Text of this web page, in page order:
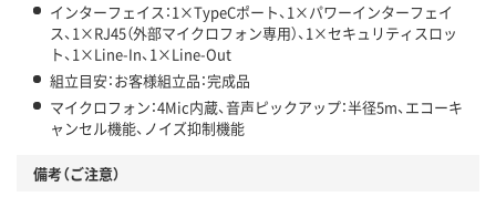
インターフェイス：1×TypeCポート、1×パワーインターフェイ
ス、1×RJ45（外部マイクロフォン専用）、1×セキュリティスロッ
ト、1×Line-In、1×Line-Out
組立目安：お客様組立品：完成品
マイクロフォン：4Mic内蔵、音声ピックアップ：半径5m、エコーキ
ャンセル機能、ノイズ抑制機能
備考（ご注意）